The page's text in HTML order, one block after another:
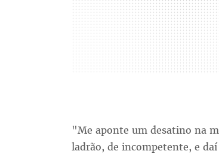
"Me aponte um desatino na
ladrão, de incompetente, e